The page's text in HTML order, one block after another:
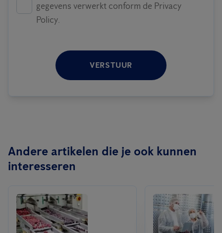
gegevens verwerkt conform de Privacy
Policy.
VERSTUUR
Andere artikelen die je ook kunnen
interesseren